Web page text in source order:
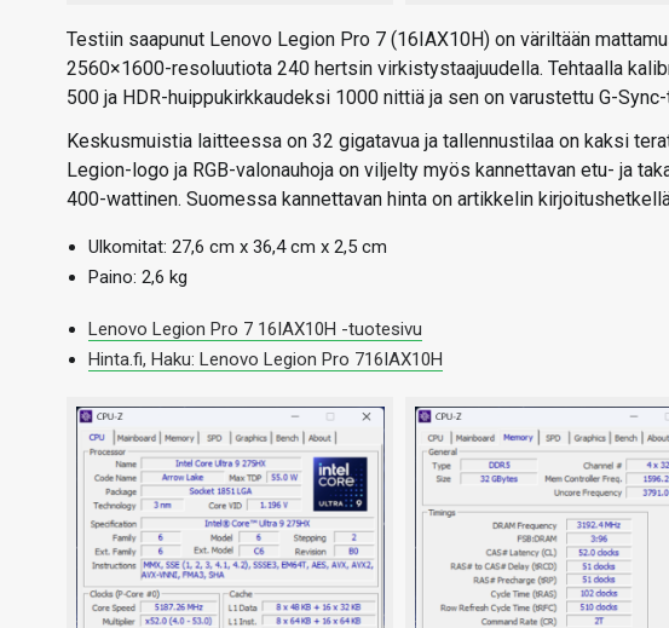
Testiin saapunut Lenovo Legion Pro 7 (16IAX10H) on väriltään
2560×1600-resoluutiota 240 hertsin virkistystaajuudella. Tehtaalla
500 ja HDR-huippukirkkaudeksi 1000 nittiä ja sen on varustettu G-
Keskusmuistia laitteessa on 32 gigatavua ja tallennustilaa on kaksi
Legion-logo ja RGB-valonauhoja on viljelty myös kannettavan etu- ja
400-wattinen. Suomessa kannettavan hinta on artikkelin
Ulkomitat: 27,6 cm x 36,4 cm x 2,5 cm
Paino: 2,6 kg
Lenovo Legion Pro 7 16IAX10H -tuotesivu
Hinta.fi, Haku: Lenovo Legion Pro 716IAX10H